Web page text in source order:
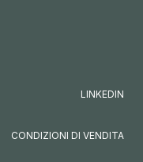
LINKEDIN
CONDIZIONI DI VENDITA